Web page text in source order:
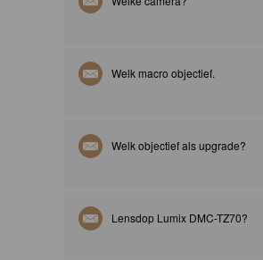
Welk macro objectief.
Welk objectief als upgrade?
Lensdop Lumix DMC-TZ70?